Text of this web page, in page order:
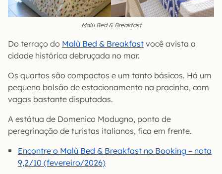
Malù Bed & Breakfast
Do terraço do Malù Bed & Breakfast você avista a
cidade histórica debruçada no mar.
Os quartos são compactos e um tanto básicos. Há um
pequeno bolsão de estacionamento na pracinha, com
vagas bastante disputadas.
A estátua de Domenico Modugno, ponto de
peregrinação de turistas italianos, fica em frente.
Encontre o Malù Bed & Breakfast no Booking – nota
9,2/10 (fevereiro/2026)